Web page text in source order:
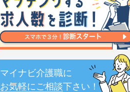
マイナビ介護職に
お気軽にご相談下さい！